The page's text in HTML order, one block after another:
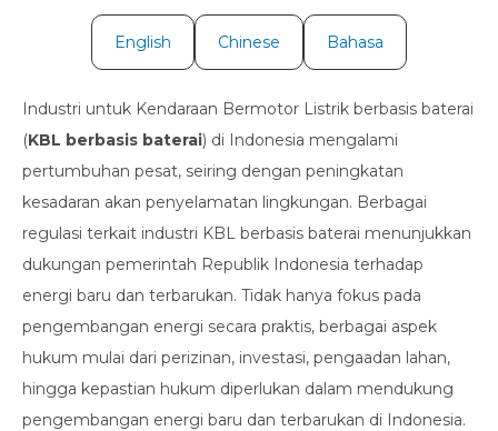
English Chinese Bahasa
Industri untuk Kendaraan Bermotor Listrik berbasis baterai
(KBL berbasis baterai) di Indonesia mengalami
pertumbuhan pesat, seiring dengan peningkatan
kesadaran akan penyelamatan lingkungan. Berbagai
regulasi terkait industri KBL berbasis baterai menunjukkan
dukungan pemerintah Republik Indonesia terhadap
energi baru dan terbarukan. Tidak hanya fokus pada
pengembangan energi secara praktis, berbagai aspek
hukum mulai dari perizinan, investasi, pengaadan lahan,
hingga kepastian hukum diperlukan dalam mendukung
pengembangan energi baru dan terbarukan di Indonesia.